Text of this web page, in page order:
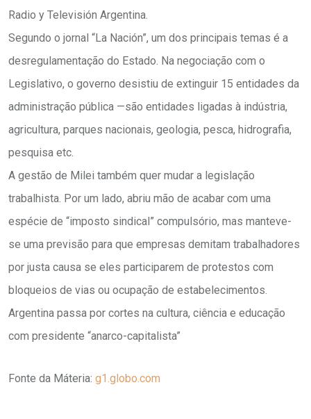
Radio y Televisión Argentina.
Segundo o jornal “La Nación”, um dos principais temas é a
desregulamentação do Estado. Na negociação com o
Legislativo, o governo desistiu de extinguir 15 entidades da
administração pública —são entidades ligadas à indústria,
agricultura, parques nacionais, geologia, pesca, hidrografia,
pesquisa etc.
A gestão de Milei também quer mudar a legislação
trabalhista. Por um lado, abriu mão de acabar com uma
espécie de “imposto sindical” compulsório, mas manteve-
se uma previsão para que empresas demitam trabalhadores
por justa causa se eles participarem de protestos com
bloqueios de vias ou ocupação de estabelecimentos.
Argentina passa por cortes na cultura, ciência e educação
com presidente “anarco-capitalista”
Fonte da Máteria: g1.globo.com